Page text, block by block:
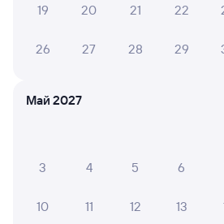
Онлайн-покупка за 4 минуты
Отличная поездка, спасибо
19 20 21 22
26 27 28 29
Май 2027
3 4 5 6
10 11 12 13